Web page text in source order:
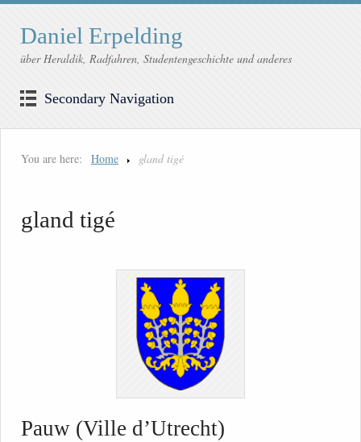
Daniel Erpelding
über Heraldik, Radfahren, Studentengeschichte und anderes
Secondary Navigation
You are here: Home gland tigé
gland tigé
Pauw (Ville d’Utrecht)